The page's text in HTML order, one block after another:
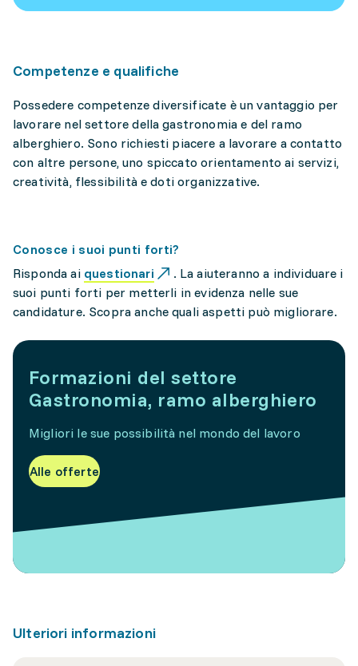
Competenze e qualifiche
Possedere competenze diversificate è un vantaggio per
lavorare nel settore della gastronomia e del ramo
alberghiero. Sono richiesti piacere a lavorare a contatto
con altre persone, uno spiccato orientamento ai servizi,
creatività, flessibilità e doti organizzative.
Conosce i suoi punti forti?
Risponda ai questionari
. La aiuteranno a individuare i
suoi punti forti per metterli in evidenza nelle sue
candidature. Scopra anche quali aspetti può migliorare.
Formazioni del settore
Gastronomia, ramo alberghiero
Migliori le sue possibilità nel mondo del lavoro
Alle offerte
Ulteriori informazioni